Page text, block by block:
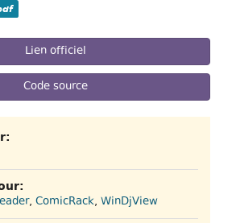
Lien officiel
Code source
, ComicRack, WinDjView